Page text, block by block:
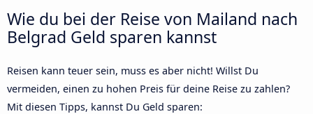
Wie du bei der Reise von Mailand nach
Belgrad Geld sparen kannst
Reisen kann teuer sein, muss es aber nicht! Willst Du
vermeiden, einen zu hohen Preis für deine Reise zu zahlen?
Mit diesen Tipps, kannst Du Geld sparen: